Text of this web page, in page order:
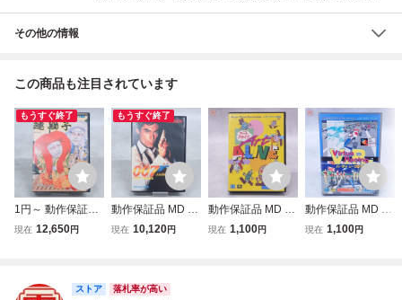
その他の情報
この商品も注目されています
もうすぐ終了
1円～ 動作保証品
MD メガドライブ
現在 12,650円
もうすぐ終了
動作保証品 MD メ
ガドライブ 007 死
現在 10,120円
動作保証品 MD メ
ガドライブ アート
現在 1,100円
動作保証品 MD メ
ガドライブ バーチ
現在 1,100円
ストア 落札率が高い